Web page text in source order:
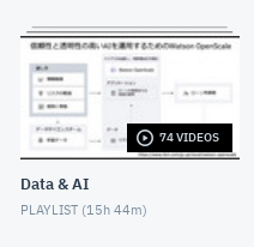
74 VIDEOS
Data & AI
PLAYLIST (15h 44m)